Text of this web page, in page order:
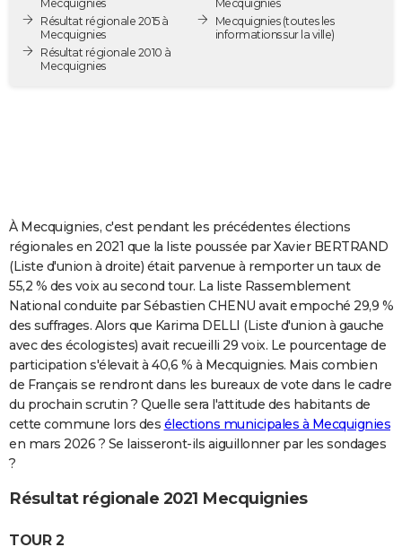
Destinations
City break
Voyage nature
Voyage de noces
Forum
Climat
PHOTO
GUIDES D'ACHAT
COPAINS D'AVANT
S'inscrire
Se connecter
Lycées
Collèges
Primaires
Universités
Entreprises
Service militaire
Avis de recherche
FORUM
Bricolage
Lifestyle
Culture
Sport
Auto
Television
Voyage
Cinema
Mecquignies
Résultat régionale 2015 à
Mecquignies
Résultat régionale 2010 à
Mecquignies
Mecquignies
Mecquignies(toutes les
informations sur la ville)
À Mecquignies, c'est pendant les précédentes élections
régionales en 2021 que la liste poussée par Xavier BERTRAND
(Liste d'union à droite) était parvenue à remporter un taux de
55,2 % des voix au second tour. La liste Rassemblement
National conduite par Sébastien CHENU avait empoché 29,9 %
des suffrages. Alors que Karima DELLI (Liste d'union à gauche
avec des écologistes) avait recueilli 29 voix. Le pourcentage de
participation s'élevait à 40,6 % à Mecquignies. Mais combien
de Français se rendront dans les bureaux de vote dans le cadre
du prochain scrutin ? Quelle sera l'attitude des habitants de
cette commune lors des élections municipales à Mecquignies
en mars 2026 ? Se laisseront-ils aiguillonner par les sondages
?
Résultat régionale 2021 Mecquignies
TOUR 2